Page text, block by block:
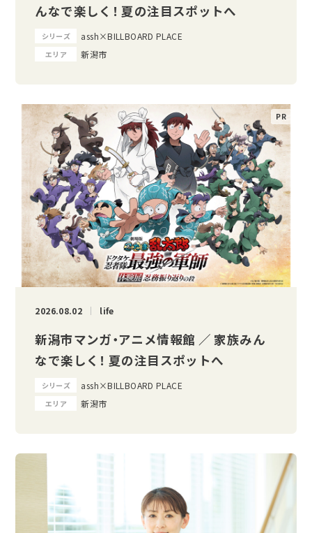
んなで楽しく！ 夏の注目スポットへ
シリーズ assh×BILLBOARD PLACE
エリア 新潟市
2026.08.02 life
新潟市マンガ・アニメ情報館 ／ 家族みん
なで楽しく！ 夏の注目スポットへ
シリーズ assh×BILLBOARD PLACE
エリア 新潟市